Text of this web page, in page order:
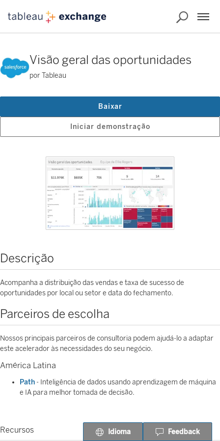
Visão geral das oportunidades
por Tableau
Iniciar demonstração
Baixar
Descrição
Acompanha a distribuição das vendas e taxa de sucesso de
oportunidades por local ou setor e data do fechamento.
Parceiros de escolha
Nossos principais parceiros de consultoria podem ajudá-lo a adaptar
este acelerador às necessidades do seu negócio.
América Latina
Path - Inteligência de dados usando aprendizagem de máquina
e IA para melhor tomada de decisão.
Recursos Idioma Feedback